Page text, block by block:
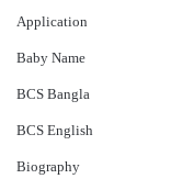
Application
Baby Name
BCS Bangla
BCS English
Biography